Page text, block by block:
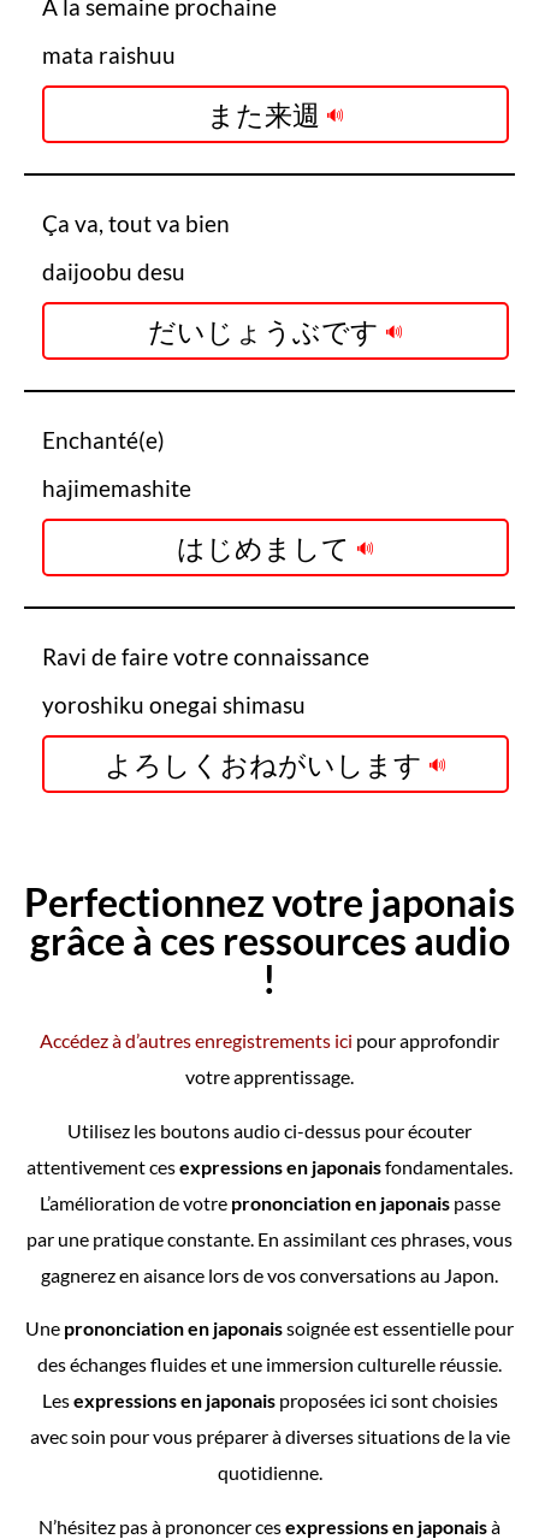
A la semaine prochaine
mata raishuu
また来週
Ça va, tout va bien
daijoobu desu
だいじょうぶです
Enchanté(e)
hajimemashite
はじめまして
Ravi de faire votre connaissance
yoroshiku onegai shimasu
よろしくおねがいします
Perfectionnez votre japonais
grâce à ces ressources audio
!
Accédez à d’autres enregistrements ici pour approfondir
votre apprentissage.
Utilisez les boutons audio ci-dessus pour écouter
attentivement cesexpressions en japonaisfondamentales.
L’amélioration de votre prononciation en japonaispasse
par une pratique constante. En assimilant ces phrases, vous
gagnerez en aisance lors de vos conversations au Japon.
Une prononciation en japonaissoignée est essentielle pour
des échanges fluides et une immersion culturelle réussie.
Lesexpressions en japonaisproposées ici sont choisies
avec soin pour vous préparer à diverses situations de la vie
quotidienne.
N’hésitez pas à prononcer cesexpressions en japonaisà